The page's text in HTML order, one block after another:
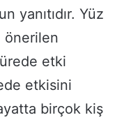
yanıtıdır. Yüz
önerilen
etki
etkisini
birçok kiş